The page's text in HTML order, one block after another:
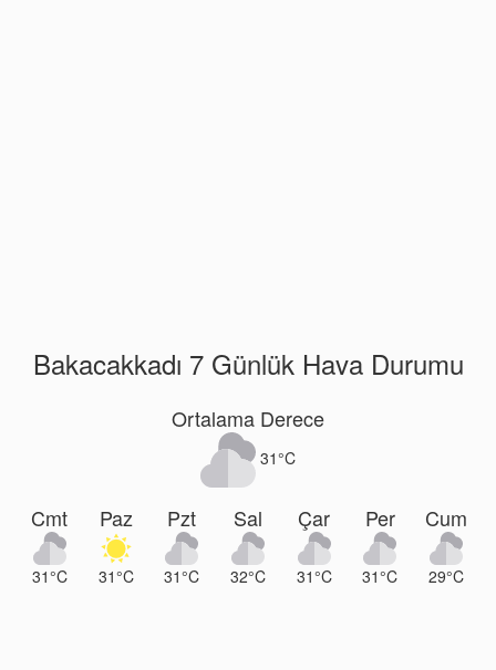
Bakacakkadı 7 Günlük Hava Durumu
Ortalama Derece
31°C
Cmt
31°C
Paz
31°C
Pzt
31°C
Sal
32°C
Çar
31°C
Per
31°C
Cum
29°C